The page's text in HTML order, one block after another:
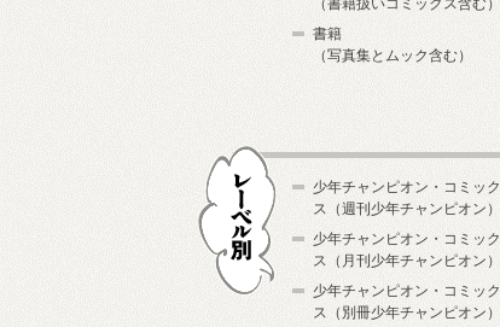
（書籍扱いコミックス含む）
書籍
（写真集とムック含む）
少年チャンピオン・コミック
ス（週刊少年チャンピオン）
少年チャンピオン・コミック
ス（月刊少年チャンピオン）
少年チャンピオン・コミック
ス（別冊少年チャンピオン）